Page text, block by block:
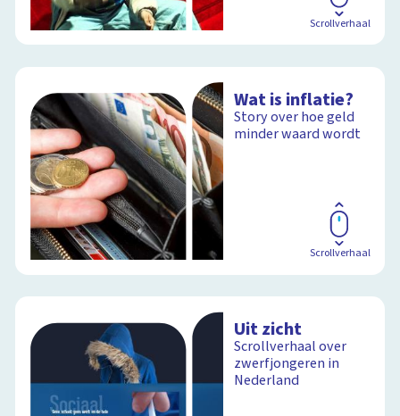
Scrollverhaal
Wat is inflatie?
Story over hoe geld
minder waard wordt
Scrollverhaal
Uit zicht
Scrollverhaal over
zwerfjongeren in
Nederland